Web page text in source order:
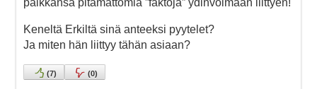
Keneltä Erkiltä sinä anteeksi pyytelet?
Ja miten hän liittyy tähän asiaan?
(7) (0)